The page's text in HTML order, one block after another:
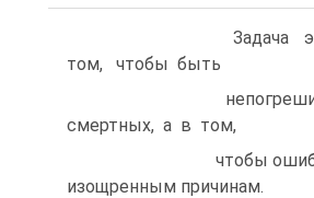
Задача
том, чтобы быть
непогрешимее
смертных, а в том,
чтобы
изощренным причинам.